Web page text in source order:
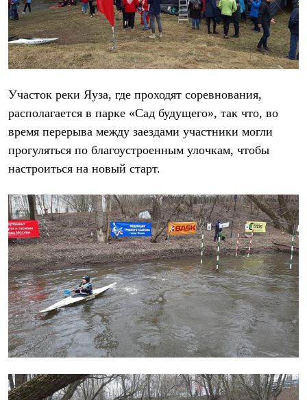
Брюки
Софтшелл одежда
Куртки
Флисовая одежда
Куртки
Брюки
Комбинезоны
Комплект термобелья
Снаряжение
Палатки и тенты
Палатки
Тенты
Рюкзаки
Экспедиционные
Легкоходные
Альпинистские
Городские
Аксессуары для рюкзаков
Спальные мешки
Пуховые
Комбинированные
С синтетическим утеплителем
Аксессуары для спальников
Сумки и баулы
Баулы
Сумки
Гермомешки
Участок реки Яуза, где проходят соревнования,
располагается в парке «Сад будущего», так что, во
время перерыва между заездами участники могли
прогуляться по благоустроенным улочкам, чтобы
настроиться на новый старт.